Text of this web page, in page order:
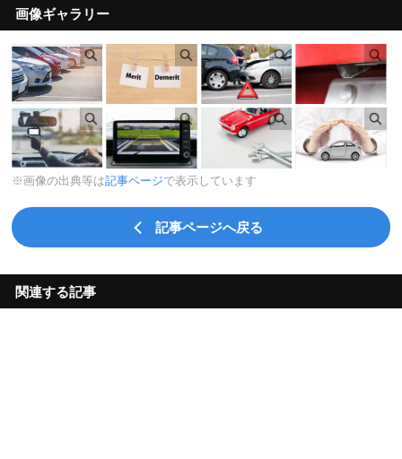
画像ギャラリー
※画像の出典等は記事ページで表示しています
記事ページへ戻る
関連する記事